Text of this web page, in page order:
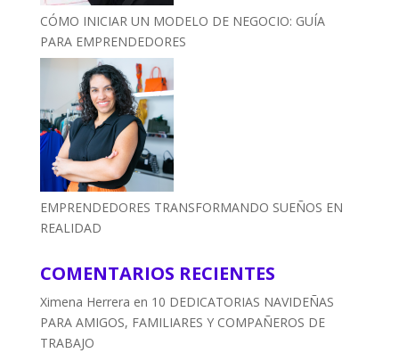
CÓMO INICIAR UN MODELO DE NEGOCIO: GUÍA
PARA EMPRENDEDORES
EMPRENDEDORES TRANSFORMANDO SUEÑOS EN
REALIDAD
COMENTARIOS RECIENTES
Ximena Herrera en 10 DEDICATORIAS NAVIDEÑAS
PARA AMIGOS, FAMILIARES Y COMPAÑEROS DE
TRABAJO